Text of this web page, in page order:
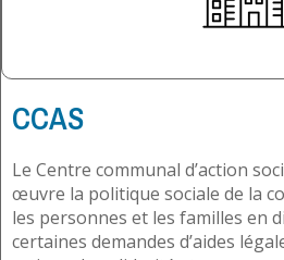
CCAS
Le Centre communal d’action
œuvre la politique sociale de la
les personnes et les familles en
certaines demandes d’aides